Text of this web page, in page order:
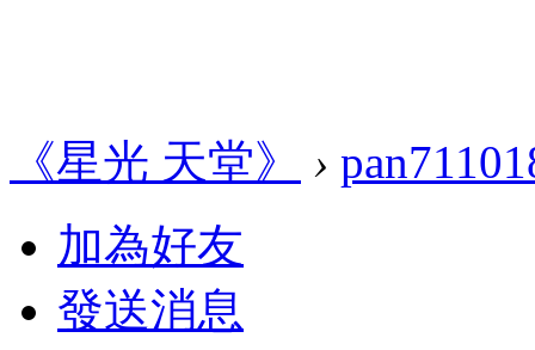
《星光 天堂》 ›
加為好友
發送消息